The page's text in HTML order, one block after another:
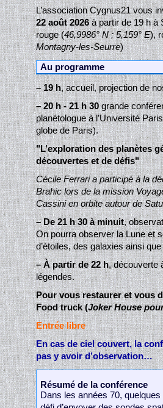
L’association Cygnus21 vous
22 août 2026à partir de 19 h à
rouge (46,9986° N ; 5,159° E),
Montagny-les-Seurre)
Au programme
– 19 h, accueil, projection de
– 20 h - 21 h 30grande
planétologue à l’Université
globe de Paris).
"L’exploration des planètes
découvertes et de défis"
Cécile Ferrari a participé à la
Brahic lors de la mission
Cassini en orbite autour de
– De 21 h 30 à minuit,
On pourra observer la Lune et
d’étoiles, des galaxies ainsi
– À partir de 22 h, découverte
légendes.
Pour vous restaurer et vous
Food truck (Joker House
Entrée libre
En cas de ciel couvert, la
pas y avoir d’observation…
Résumé de la conférence
Dans les années 70,